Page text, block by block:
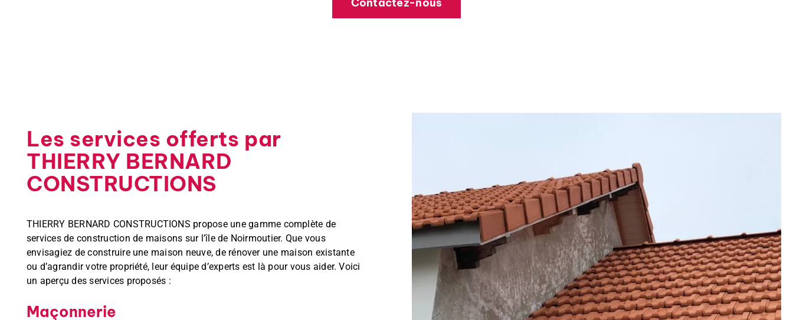
Les services offerts par
THIERRY BERNARD
CONSTRUCTIONS
THIERRY BERNARD CONSTRUCTIONS propose une gamme complète de
services de construction de maisons sur l’île de Noirmoutier. Que vous
envisagiez de construire une maison neuve, de rénover une maison existante
ou d’agrandir votre propriété, leur équipe d’experts est là pour vous aider. Voici
un aperçu des services proposés :
Maçonnerie